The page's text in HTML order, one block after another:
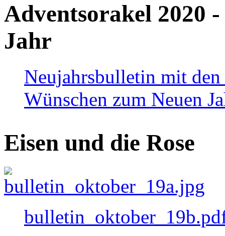
Adventsorakel 2020
Jahr
Neujahrsbulletin mit den
Wünschen zum Neuen
Eisen und die Rose